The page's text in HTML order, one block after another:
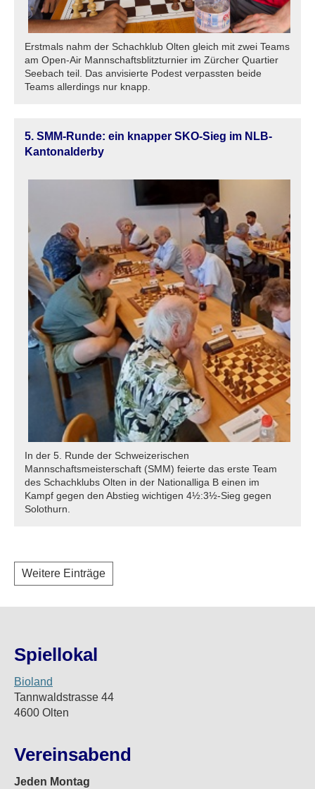
Erstmals nahm der Schachklub Olten gleich mit zwei Teams
am Open-Air Mannschaftsblitzturnier im Zürcher Quartier
Seebach teil. Das anvisierte Podest verpassten beide
Teams allerdings nur knapp.
5. SMM-Runde: ein knapper SKO-Sieg im NLB-
Kantonalderby
In der 5. Runde der Schweizerischen
Mannschaftsmeisterschaft (SMM) feierte das erste Team
des Schachklubs Olten in der Nationalliga B einen im
Kampf gegen den Abstieg wichtigen 4½:3½-Sieg gegen
Solothurn.
Weitere Einträge
Spiellokal
Bioland
Tannwaldstrasse 44
4600 Olten
Vereinsabend
Jeden Montag